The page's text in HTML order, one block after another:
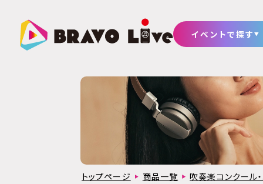
イベントで探す
トップページ 商品一覧 吹奏楽コンクール